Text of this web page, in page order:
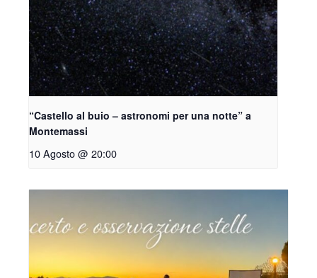
“Castello al buio – astronomi per una notte” a
Montemassi
10 Agosto @ 20:00